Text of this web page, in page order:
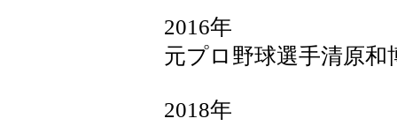
2016年
元プロ野球選手清原
2018年